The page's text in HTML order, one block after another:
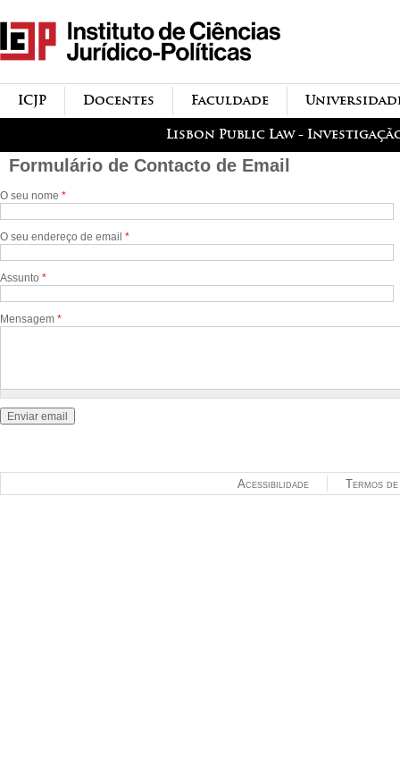
principal
icjp
menu-institucional Faculdade
Docentes
ICJP
Lisbon Public Law -
Formulário de Contacto de Email
O seu nome *
O seu endereço de email *
Assunto *
Mensagem *
Termos
Acessibilidade